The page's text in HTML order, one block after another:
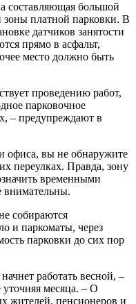
составляющая большой
платной парковки. В
датчиков занятости
прямо в асфальт,
место должно быть
проведению работ,
парковочное
– предупреждают в
офиса, вы не обнаружите
переулках. Правда, зону
временными
внимательны.
собираются
и паркоматы, через
парковки до сих пор
работать весной, –
месяца. – О
жителей, пенсионеров и